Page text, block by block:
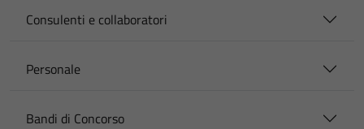
Consulenti e collaboratori
Personale
Bandi di Concorso